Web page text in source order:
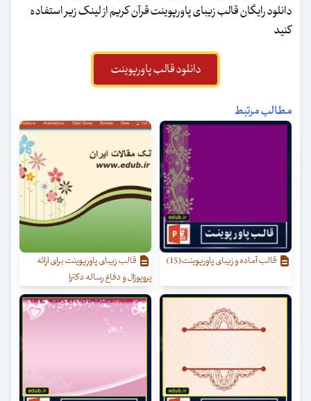
دانلود رایگان قالب زیبای پاورپوینت قرآن کریم از لینک زیر استفاده
کنید
دانلود قالب پاورپوینت
مطالب مرتبط
قالب آماده و زیبای پاورپوینت(15)
قالب زیبای پاورپوینت برای ارائه
پروپوزال و دفاع رساله دکترا